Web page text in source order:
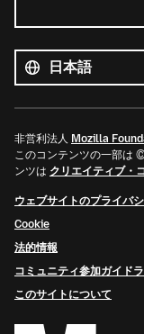
べ
て
の
言
言
語
非営利法人 Mozilla
このコンテンツの一部
ンツは クリエイティブ・
ウェブサイトのプライバ
Cookie
法的情報
コミュニティ参加ガイド
このサイトについて